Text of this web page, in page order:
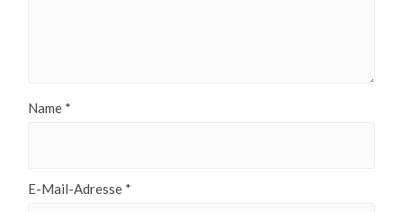
Name *
E-Mail-Adresse *